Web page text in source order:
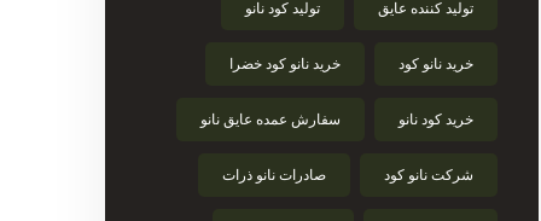
تولید کننده عایق تولید کود نانو
خرید نانو کود خرید نانو کود خضرا
خرید کود نانو سفارش عمده عایق نانو
شرکت نانو کود صادرات نانو ذرات